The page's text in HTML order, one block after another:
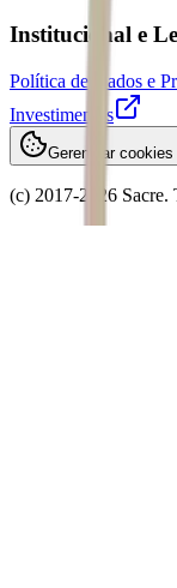
Institucional e
Política de Dados e
Investimentos
Gerenciar cookies
(c) 2017-2026 Sacre.